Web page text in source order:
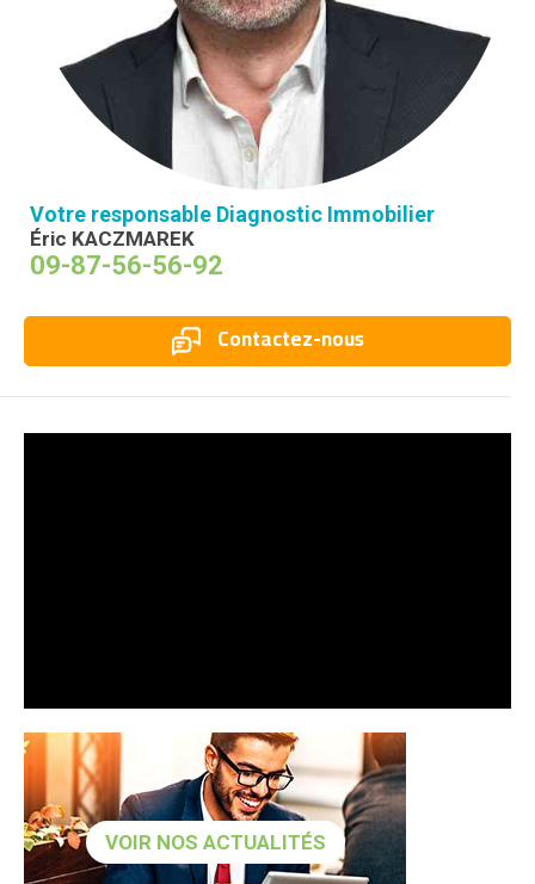
Votre responsable Diagnostic Immobilier
Éric KACZMAREK
09-87-56-56-92
Contactez-nous
VOIR NOS ACTUALITÉS